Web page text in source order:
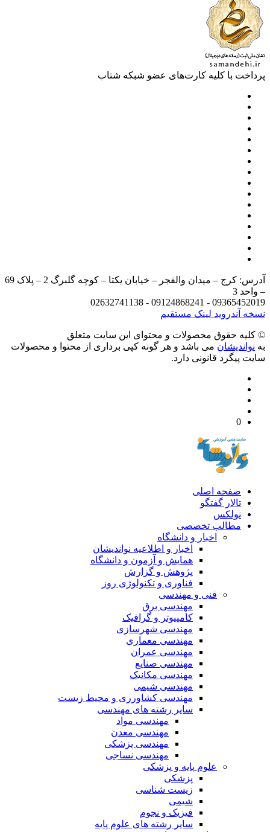
با کلیه کارت‌های عضو شبکه شتاب
آدرس: کرج – میدان والفجر – خیابان یکتا – کوچه گلبرگ 2 – پلاک 69
3
09365452019 - 09124868241 -
آندرویدلینک مستقیم
حقوق محصولات و محتوای اين سایت متعلق
می باشد و هر گونه کپی برداری از محتوا و محصولات
پیگرد قانونی دارد.
صفحه اصلی
تالار گفتگو
نولکس
مطالب تخصصی
اخبار و دانشگاه
اخبار و اطلاعیه نواندیشان
همایش و آزمون و دانشگاه
پژوهش و گزارش
فناوری و تکنولوژی روز
فنی و مهندسی
مهندسی برق
کامپیوتر و گرافیک
مهندسی شهرسازی
مهندسی معماری
مهندسی عمران
مهندسی صنایع
مهندسی مکانیک
مهندسی شیمی
مهندسی کشاورزی و محیط زیست
سایر رشته های مهندسی
مهندسی مواد
مهندسی معدن
مهندسی پزشکی
مهندسی نساجی
علوم پایه و پزشکی
پزشکی
زیست شناسی
شیمی
فیزیک و نجوم
سایر رشته های علوم پایه